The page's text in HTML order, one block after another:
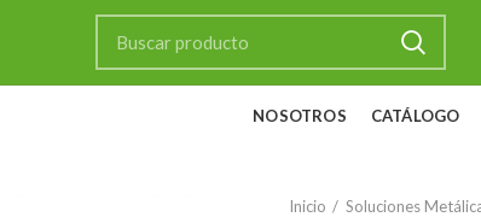
NOSOTROS CATÁLOGO
Inicio Soluciones